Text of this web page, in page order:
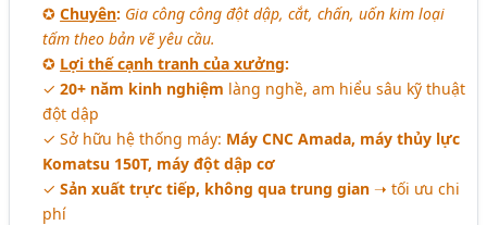
✪Chuyên: Gia công công đột dập, cắt, chấn, uốn kim loại
tấm theo bản vẽ yêu cầu.
✪ Lợi thế cạnh tranh của xưởng:
✓20+ năm kinh nghiệm làng nghề, am hiểu sâu kỹ thuật
đột dập
✓ Sở hữu hệ thống máy: Máy CNC Amada, máy thủy lực
Komatsu 150T, máy đột dập cơ
✓Sản xuất trực tiếp, không qua trung gian ➝ tối ưu chi
phí